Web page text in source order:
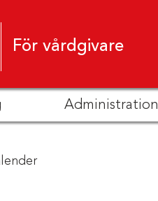
För vårdgivare
Administration